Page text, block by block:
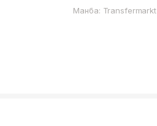
Манба: Transfermarkt